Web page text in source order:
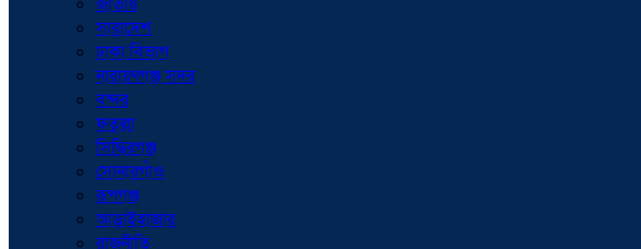
সারাদেশ
ঢাকা বিভাগ
নারায়ণগঞ্জ সদর
বন্দর
ফতুল্লা
সিদ্ধিরগঞ্জ
সোনারগাঁও
রূপগঞ্জ
আড়াইহাজার
রাজনীতি